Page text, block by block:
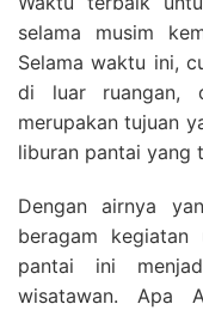
selama musim
Selama waktu ini,
di luar ruangan,
merupakan tujuan
liburan pantai yang
Dengan airnya
beragam
pantai ini
wisatawan. Apa